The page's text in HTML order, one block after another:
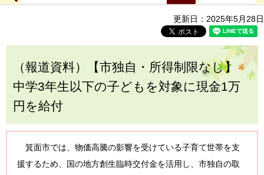
更新日：2025年5月28日
（報道資料）【市独自・所得制限なし】
中学3年生以下の子どもを対象に現金1万
円を給付
箕面市では、物価高騰の影響を受けている子育て世帯を支
援するため、国の地方創生臨時交付金を活用し、市独自の取